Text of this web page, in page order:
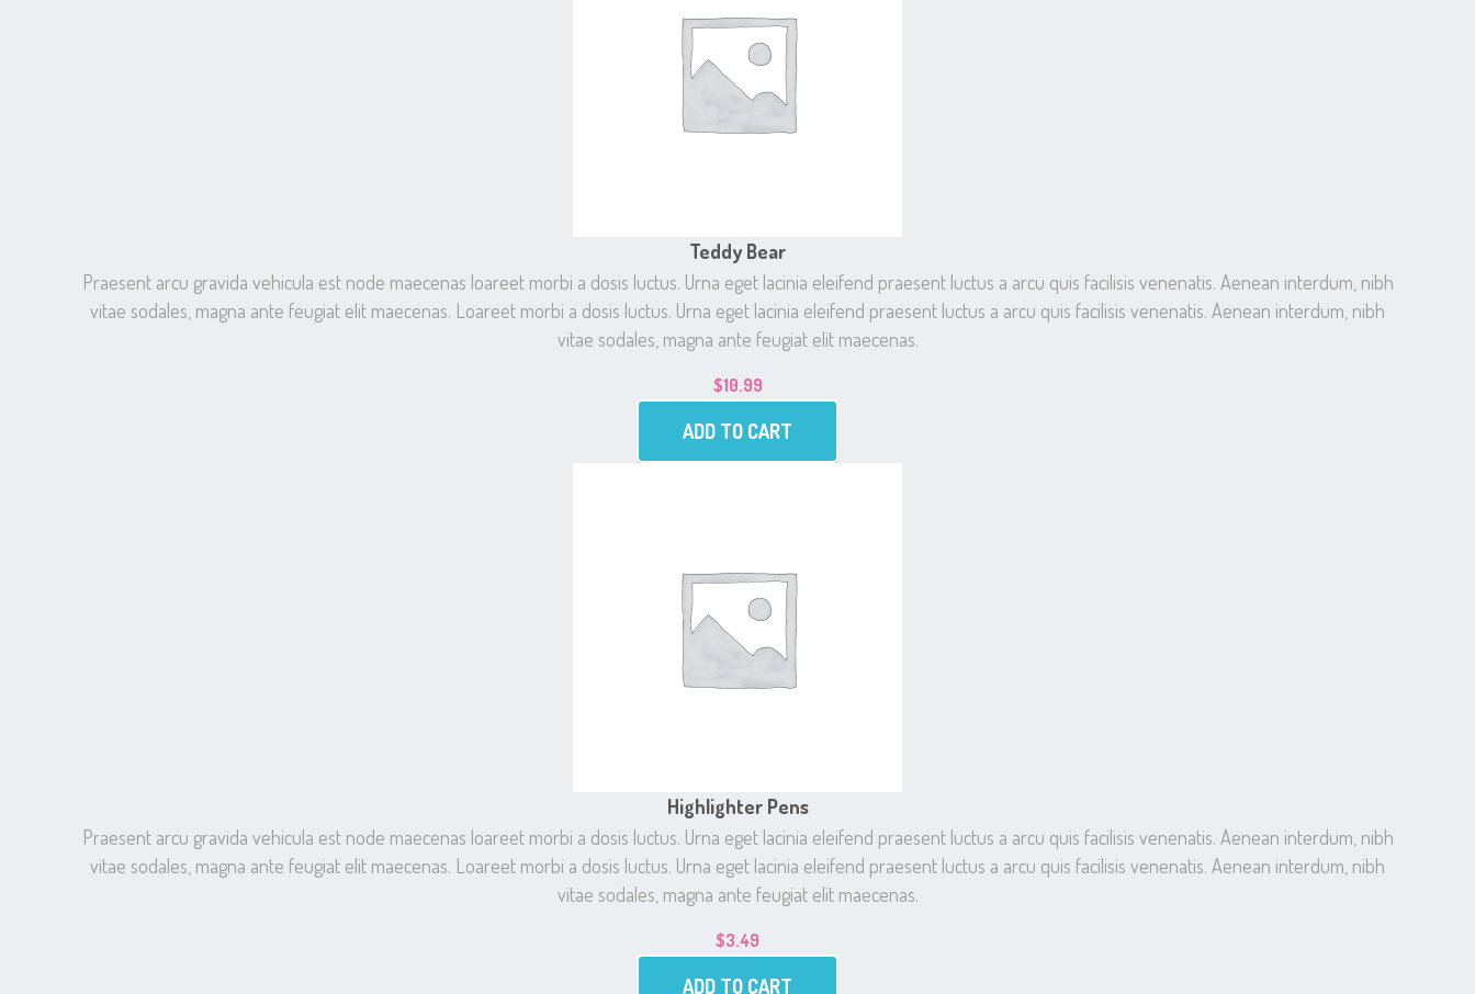
Teddy Bear
Praesent arcu gravida vehicula est node maecenas loareet morbi a dosis luctus. Urna eget lacinia eleifend praesent luctus a arcu quis facilisis venenatis. Aenean interdum, nibh
vitae sodales, magna ante feugiat elit maecenas. Loareet morbi a dosis luctus. Urna eget lacinia eleifend praesent luctus a arcu quis facilisis venenatis. Aenean interdum, nibh
vitae sodales, magna ante feugiat elit maecenas.
$10.99
ADD TO CART
Highlighter Pens
Praesent arcu gravida vehicula est node maecenas loareet morbi a dosis luctus. Urna eget lacinia eleifend praesent luctus a arcu quis facilisis venenatis. Aenean interdum, nibh
vitae sodales, magna ante feugiat elit maecenas. Loareet morbi a dosis luctus. Urna eget lacinia eleifend praesent luctus a arcu quis facilisis venenatis. Aenean interdum, nibh
vitae sodales, magna ante feugiat elit maecenas.
$3.49
ADD TO CART